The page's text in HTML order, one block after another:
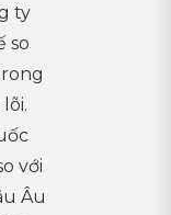
ty
so
với
Âu